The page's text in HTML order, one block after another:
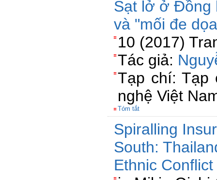
Sạt lở ở Đồng
và "mối đe
10 (2017)
Tác giả:
Tạp chí: Tạp
nghệ Việt
Tóm tắt
Spiralling
South:
Ethnic